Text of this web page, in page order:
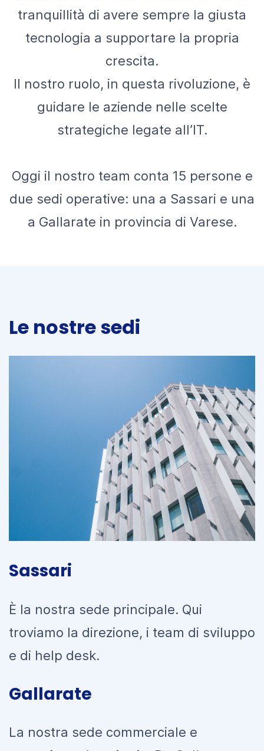
tranquillità di avere sempre la giusta
tecnologia a supportare la propria
crescita.
Il nostro ruolo, in questa rivoluzione, è
guidare le aziende nelle scelte
strategiche legate all’IT.
Oggi il nostro team conta 15 persone e
due sedi operative: una a Sassari e una
a Gallarate in provincia di Varese.
Le nostre sedi
Sassari
È la nostra sede principale. Qui
troviamo la direzione, i team di sviluppo
e di help desk.
Gallarate
La nostra sede commerciale e